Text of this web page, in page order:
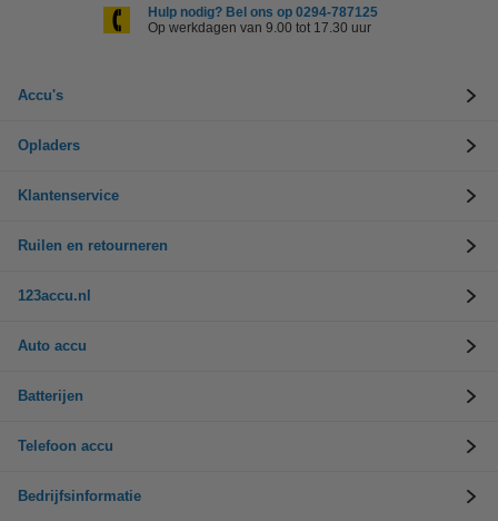
Hulp nodig? Bel ons op 0294-787125
Op werkdagen van 9.00 tot 17.30 uur
Accu's
Opladers
Klantenservice
Ruilen en retourneren
123accu.nl
Auto accu
Batterijen
Telefoon accu
Bedrijfsinformatie